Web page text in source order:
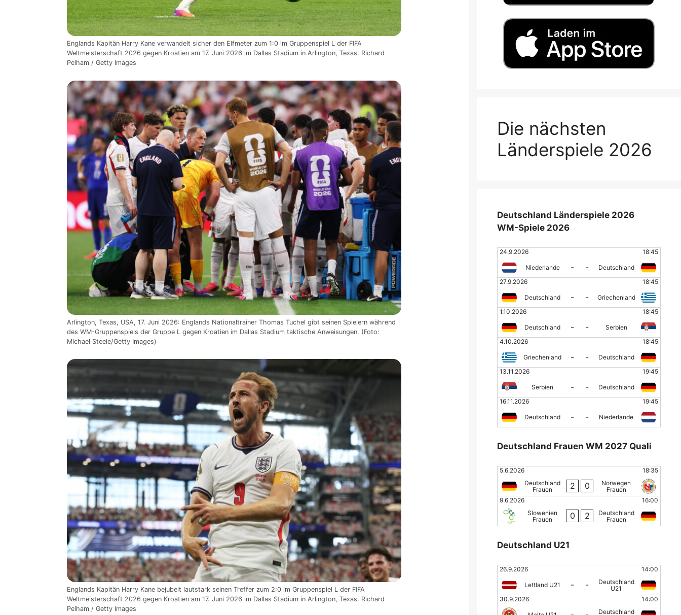
Englands Kapitän Harry Kane verwandelt sicher den Elfmeter zum 1:0 im Gruppenspiel L der FIFA
Weltmeisterschaft 2026 gegen Kroatien am 17. Juni 2026 im Dallas Stadium in Arlington, Texas. Richard
Pelham / Getty Images
Arlington, Texas, USA, 17. Juni 2026: Englands Nationaltrainer Thomas Tuchel gibt seinen Spielern während
des WM-Gruppenspiels der Gruppe L gegen Kroatien im Dallas Stadium taktische Anweisungen. (Foto:
Michael Steele/Getty Images)
Englands Kapitän Harry Kane bejubelt lautstark seinen Treffer zum 2:0 im Gruppenspiel L der FIFA
Weltmeisterschaft 2026 gegen Kroatien am 17. Juni 2026 im Dallas Stadium in Arlington, Texas. Richard
Pelham / Getty Images
Die nächsten
Länderspiele 2026
Deutschland Länderspiele 2026
WM-Spiele 2026
24.9.2026 18:45
Niederlande - -
Deutschland
27.9.2026
18:45
Deutschland - -
Griechenland
1.10.2026
18:45
Deutschland - -
Serbien
4.10.2026
18:45
Griechenland - -
Deutschland
13.11.2026
19:45
Serbien - -
Deutschland
16.11.2026
19:45
Deutschland - - Niederlande
Deutschland Frauen WM 2027 Quali
5.6.2026
18:35
Deutschland
Frauen
2 0
Norwegen
Frauen
9.6.2026
16:00
Slowenien
Frauen
0 2
Deutschland
Frauen
Deutschland U21
26.9.2026 14:00
Lettland U21 - -
Deutschland
U21
30.9.2026
14:00
Deutschland